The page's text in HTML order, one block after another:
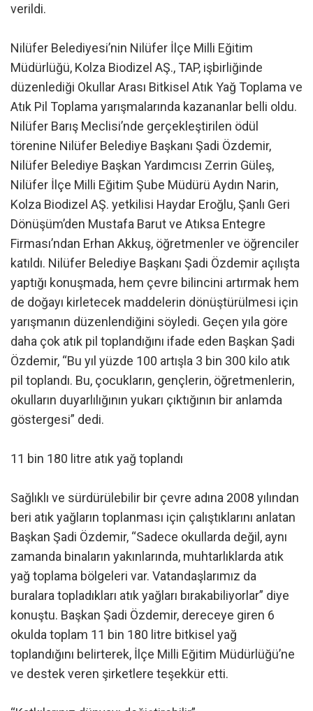
verildi.
Nilüfer Belediyesi’nin Nilüfer İlçe Milli Eğitim
Müdürlüğü, Kolza Biodizel AŞ., TAP, işbirliğinde
düzenlediği Okullar Arası Bitkisel Atık Yağ Toplama ve
Atık Pil Toplama yarışmalarında kazananlar belli oldu.
Nilüfer Barış Meclisi’nde gerçekleştirilen ödül
törenine Nilüfer Belediye Başkanı Şadi Özdemir,
Nilüfer Belediye Başkan Yardımcısı Zerrin Güleş,
Nilüfer İlçe Milli Eğitim Şube Müdürü Aydın Narin,
Kolza Biodizel AŞ. yetkilisi Haydar Eroğlu, Şanlı Geri
Dönüşüm’den Mustafa Barut ve Atıksa Entegre
Firması’ndan Erhan Akkuş, öğretmenler ve öğrenciler
katıldı. Nilüfer Belediye Başkanı Şadi Özdemir açılışta
yaptığı konuşmada, hem çevre bilincini artırmak hem
de doğayı kirletecek maddelerin dönüştürülmesi için
yarışmanın düzenlendiğini söyledi. Geçen yıla göre
daha çok atık pil toplandığını ifade eden Başkan Şadi
Özdemir, “Bu yıl yüzde 100 artışla 3 bin 300 kilo atık
pil toplandı. Bu, çocukların, gençlerin, öğretmenlerin,
okulların duyarlılığının yukarı çıktığının bir anlamda
göstergesi” dedi.
11 bin 180 litre atık yağ toplandı
Sağlıklı ve sürdürülebilir bir çevre adına 2008 yılından
beri atık yağların toplanması için çalıştıklarını anlatan
Başkan Şadi Özdemir, “Sadece okullarda değil, aynı
zamanda binaların yakınlarında, muhtarlıklarda atık
yağ toplama bölgeleri var. Vatandaşlarımız da
buralara topladıkları atık yağları bırakabiliyorlar” diye
konuştu. Başkan Şadi Özdemir, dereceye giren 6
okulda toplam 11 bin 180 litre bitkisel yağ
toplandığını belirterek, İlçe Milli Eğitim Müdürlüğü’ne
ve destek veren şirketlere teşekkür etti.